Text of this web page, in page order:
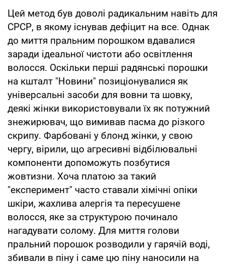
Цей метод був доволі радикальним навіть для
СРСР, в якому існував дефіцит на все. Однак
до миття пральним порошком вдавалися
заради ідеальної чистоти або освітлення
волосся. Оскільки перші радянські порошки
на кшталт "Новини" позиціонувалися як
універсальні засоби для вовни та шовку,
деякі жінки використовували їх як потужний
знежирювач, що вимивав пасма до різкого
скрипу. Фарбовані у блонд жінки, у свою
чергу, вірили, що агресивні відбілювальні
компоненти допоможуть позбутися
жовтизни. Хоча платою за такий
"експеримент" часто ставали хімічні опіки
шкіри, жахлива алергія та пересушене
волосся, яке за структурою починало
нагадувати солому. Для миття голови
пральний порошок розводили у гарячій воді,
збивали в піну і саме цю піну наносили на